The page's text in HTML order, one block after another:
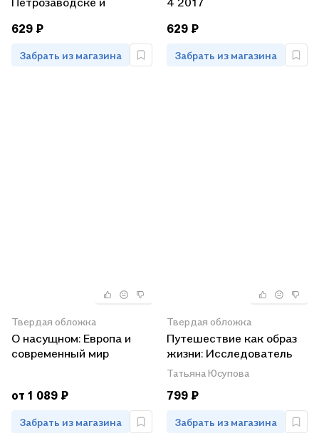
629 ₽
Забрать из магазина
629 ₽
Забрать из магазина
Твердая обложка
О насущном: Европа и
современный мир
от 1 089 ₽
Забрать из магазина
Твердая обложка
Путешествие как образ
жизни: Исследователь
Центральной Азии П. К.
Татьяна Юсупова
799 ₽
Забрать из магазина